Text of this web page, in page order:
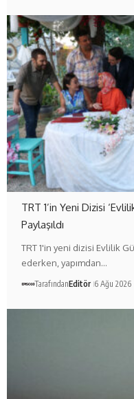
TRT 1’in Yeni Dizisi
Paylaşıldı
TRT 1'in yeni dizisi Evlilik
ederken, yapımdan…
TarafındanEditör 6 Ağu 2026